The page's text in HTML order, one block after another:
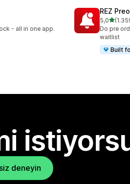
- all in one app.
REZ
5,05
toplam
Do pre
waitlist
Built
deneyin